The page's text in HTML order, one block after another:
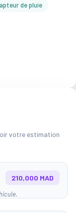
de pluie
votre estimation
210,000 MAD